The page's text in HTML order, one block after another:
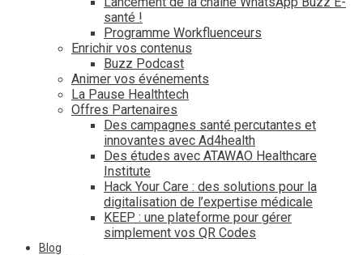
santé !
Programme Workfluenceurs
Enrichir vos contenus
Buzz Podcast
Animer vos événements
La Pause Healthtech
Offres Partenaires
Des campagnes santé percutantes et
innovantes avec Ad4health
Des études avec ATAWAO Healthcare
Institute
Hack Your Care : des solutions pour la
digitalisation de l’expertise médicale
KEEP : une plateforme pour gérer
simplement vos QR Codes
Blog